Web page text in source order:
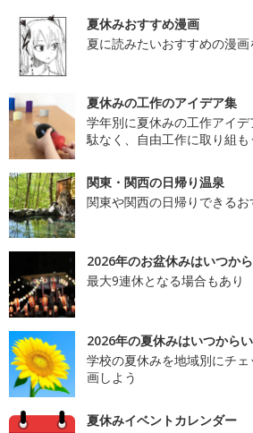
夏休みおすすめ漫画
夏に読みたいおすすめの漫画
夏休みの工作のアイデア集
学年別に夏休みの工作アイ
駄なく、自由工作に取り組も
関東・関西の日帰り温泉
関東や関西の日帰りできる
2026年のお盆休みはいつか
最大9連休となる場合もあり
2026年の夏休みはいつから
学校の夏休みを地域別にチ
画しよう
夏休みイベントカレンダー